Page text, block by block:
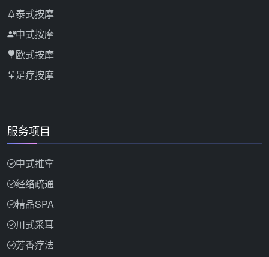
泰式按摩
中式按摩
欧式按摩
足疗按摩
服务项目
中式推拿
经络疏通
精品SPA
川式采耳
芳香疗法